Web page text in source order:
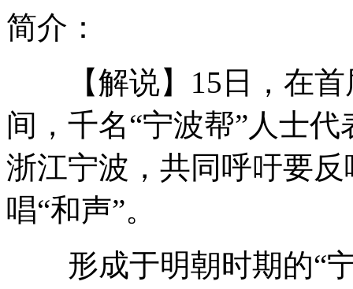
各国派军舰争夺朝鲜卫星火箭残骸
朝鲜阅兵空军亮相：米格-29
简介：
【解说】15日，在首
间，千名“宁波帮”人士
浙江宁波，共同呼吁要
唱“和声”。
形成于明朝时期的“宁